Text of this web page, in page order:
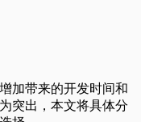
加带来的开发时间和
突出，本文将具体分